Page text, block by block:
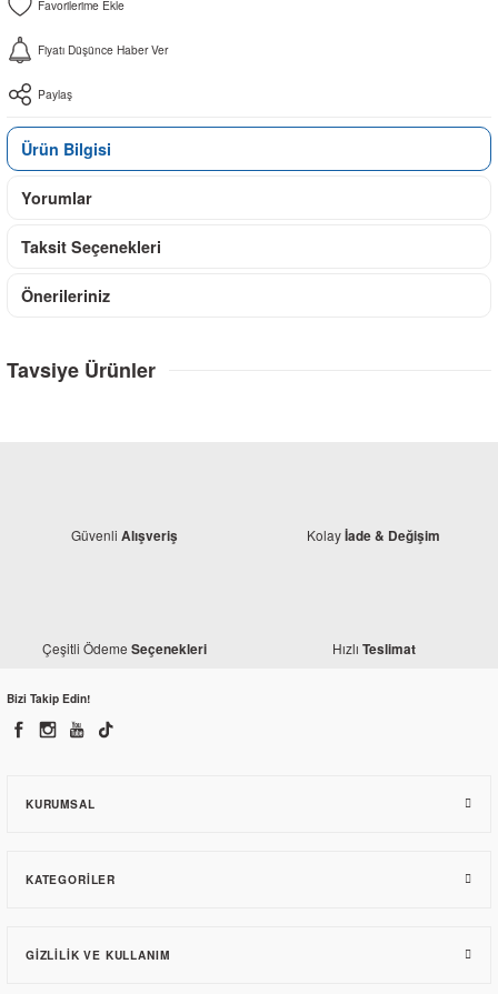
Fiyatı Düşünce Haber Ver
Paylaş
Ürün Bilgisi
Yorumlar
Taksit Seçenekleri
Önerileriniz
Tavsiye Ürünler
Honda CBR 125 R Debriyaj Kapak Contası
Güvenli Alışveriş Kolayİade & Değişim
Çeşitli Ödeme Seçenekleri Hızlı Teslimat
Bizi Takip Edin!
KURUMSAL
KATEGORILER
GIZLILIK VE KULLANIM